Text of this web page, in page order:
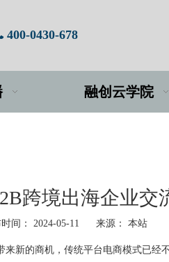
400-0430-678
融创云学院
跨境出海企业交
间： 2024-05-11 来源： 本站
新的商机，传统平台电商模式已经